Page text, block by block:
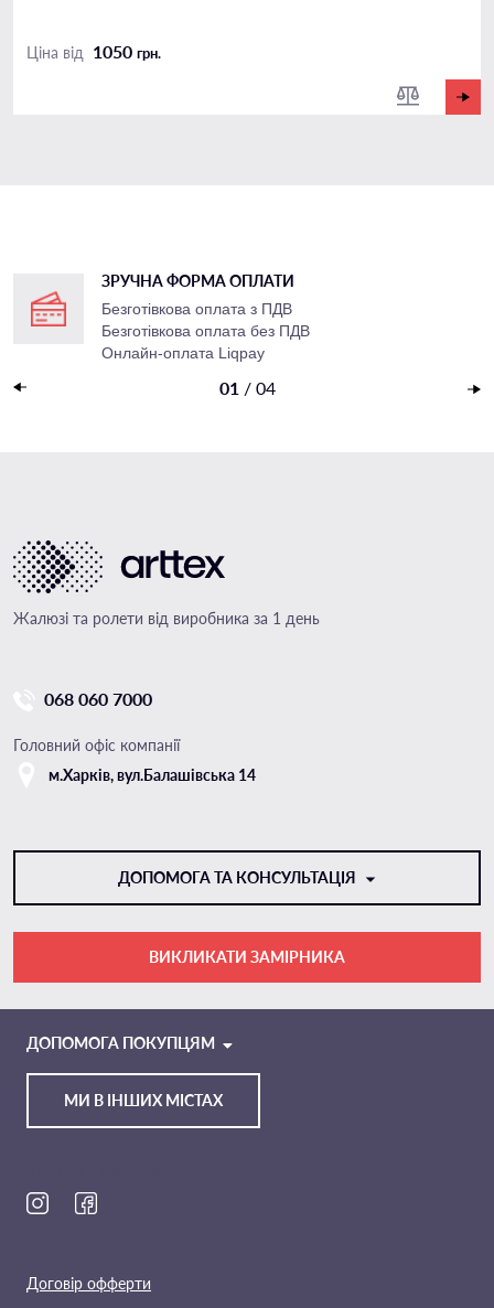
Ціна від 1050 грн.
ЗРУЧНА ФОРМА ОПЛАТИ
Безготівкова оплата з ПДВ
Безготівкова оплата без ПДВ
Онлайн-оплата Liqpay
01 / 04
Жалюзі та ролети від виробника за 1 день
068 060 7000
Головний офіс компанії
м.Харкiв, вул.Балашівська 14
ДОПОМОГА ТА КОНСУЛЬТАЦІЯ
TELEGRAM
ВИКЛИКАТИ ЗАМІРНИКА
МИ В ІНШИХ МІСТАХ
ДОПОМОГА ПОКУПЦЯМ
Договір офферти